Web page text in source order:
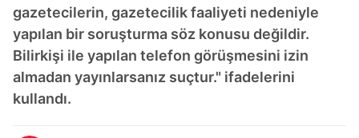
gazetecilerin, gazetecilik faaliyeti nedeniyle
yapılan bir soruşturma söz konusu değildir.
Bilirkişi ile yapılan telefon görüşmesini izin
almadan yayınlarsanız suçtur." ifadelerini
kullandı.